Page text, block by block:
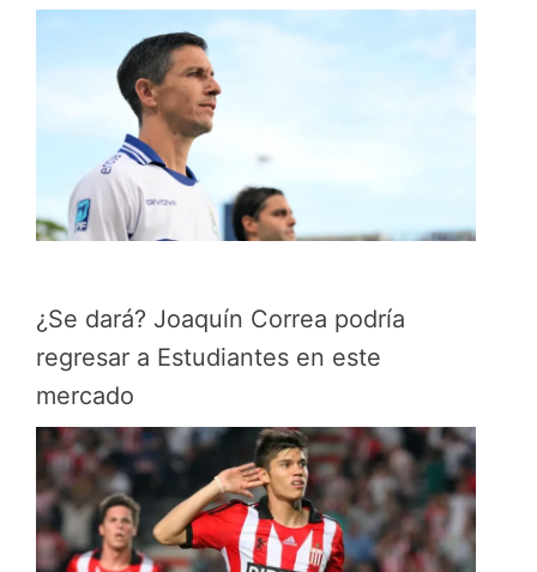
¿Se dará? Joaquín Correa podría
regresar a Estudiantes en este
mercado